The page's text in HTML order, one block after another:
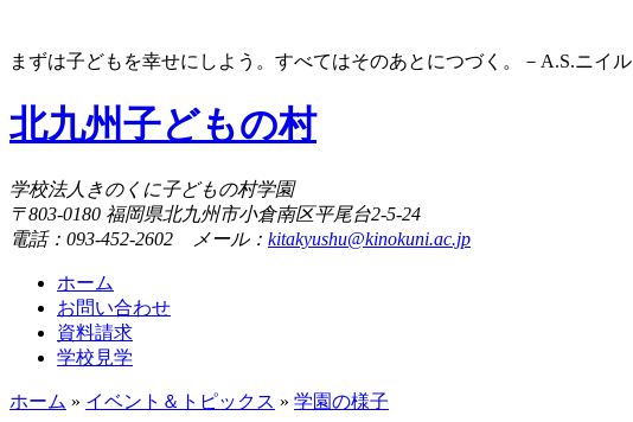
まずは子どもを幸せにしよう。すべてはそのあとにつづく。－A.S.ニイル
北九州子どもの村
学校法人きのくに子どもの村学園
〒803-0180 福岡県北九州市小倉南区平尾台2-5-24
電話：093-452-2602 メール： kitakyushu@kinokuni.ac.jp
ホーム
お問い合わせ
資料請求
学校見学
ホーム » イベント＆トピックス » 学園の様子